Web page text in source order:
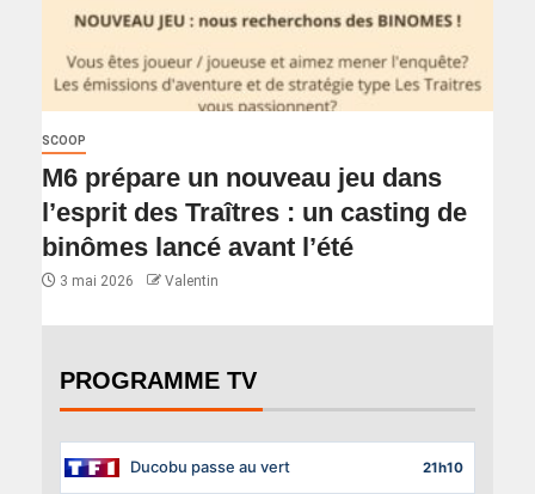
SCOOP
M6 prépare un nouveau jeu dans
l’esprit des Traîtres : un casting de
binômes lancé avant l’été
3 mai 2026 Valentin
PROGRAMME TV